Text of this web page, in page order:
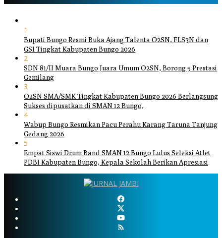
1
Bupati Bungo Resmi Buka Ajang Talenta O2SN, FLS3N dan
GSI Tingkat Kabupaten Bungo 2026
2
SDN 81/II Muara Bungo Juara Umum O2SN, Borong 5 Prestasi
Gemilang
3
O2SN SMA/SMK Tingkat Kabupaten Bungo 2026 Berlangsung
Sukses dipusatkan di SMAN 12 Bungo,
4
Wabup Bungo Resmikan Pacu Perahu Karang Taruna Tanjung
Gedang 2026
5
Empat Siswi Drum Band SMAN 12 Bungo Lulus Seleksi Atlet
PDBI Kabupaten Bungo, Kepala Sekolah Berikan Apresiasi